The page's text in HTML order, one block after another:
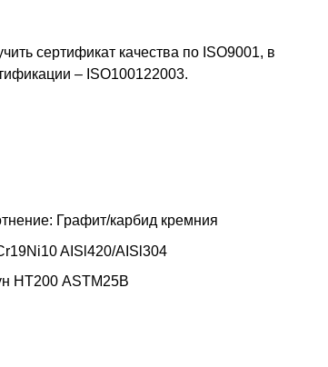
сертификат качества по ISO9001, в
– ISO100122003.
Графит/карбид кремния
AISl420/AISl304
НТ200 ASTM25B